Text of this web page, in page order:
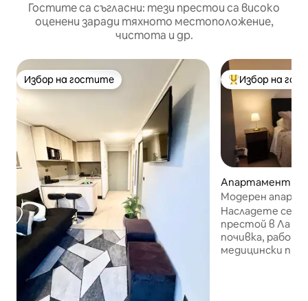
Гостите са съгласни: тези престои са високо
оценени заради тяхното местоположение,
чистота и др.
Избор на гостите
Избор на гостите Най-популярен
Избор на
Апартамент –
Модерен
метро, клиника
Насладете се
престой в Ла
почивка,
медицински прегледи.